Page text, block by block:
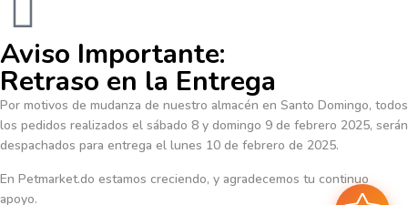
Aviso Importante:
Retraso en la Entrega
Por motivos de mudanza de nuestro almacén en Santo Domingo, todos
los pedidos realizados el sábado 8 y domingo 9 de febrero 2025, serán
despachados para entrega el lunes 10 de febrero de 2025.
En Petmarket.do estamos creciendo, y agradecemos tu continuo
apoyo.